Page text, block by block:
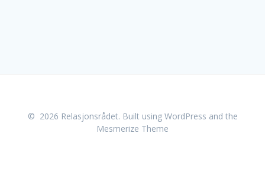
© 2026 Relasjonsrådet. Built using WordPress and the
Mesmerize Theme